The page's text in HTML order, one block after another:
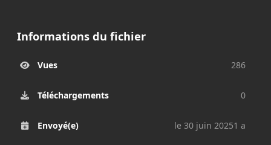
Informations du fichier
Vues 286
Téléchargements 0
Envoyé(e) le 30 juin 20251 a